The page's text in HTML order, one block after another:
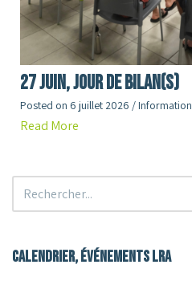
27 juin, jour de Bilan(s)
Posted on 6 juillet 2026 /Information
Read More
Calendrier, événements LRA